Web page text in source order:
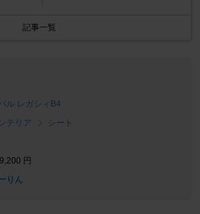
記事一覧
ル レガシィB4
テリア
シート
円
りん